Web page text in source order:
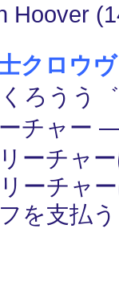
Hoover
クロウ
ろうう
チャー
ーチャ
ーチャ
を支払